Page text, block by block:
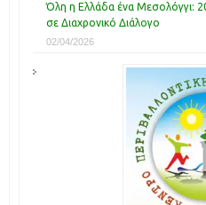
Όλη η Ελλάδα ένα Μεσολόγγι:
σε Διαχρονικό Διάλογο
02/04/2026